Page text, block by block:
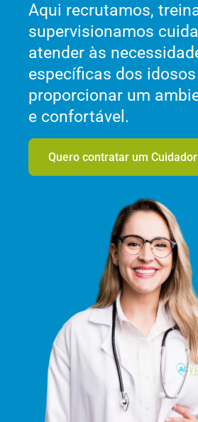
Aqui recrutamos,
supervisionamos
atender às
específicas dos
proporcionar um
e confortável.
Quero contratar um Cuidador